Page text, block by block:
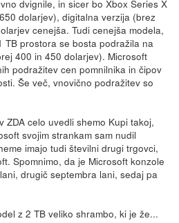
dvignile, in sicer bo Xbox Series X
dolarjev), digitalna verzija (brez
cenejša. Tudi cenejša modela,
TB prostora se bosta podražila na
400 in 450 dolarjev). Microsoft
podražitev cen pomnilnika in čipov
Še več, vnovično podražitev so
ZDA celo uvedli shemo Kupi takoj,
svojim strankam sam nudil
imajo tudi številni drugi trgovci,
Spomnimo, da je Microsoft konzole
drugič septembra lani, sedaj pa
z 2 TB veliko shrambo, ki je že...